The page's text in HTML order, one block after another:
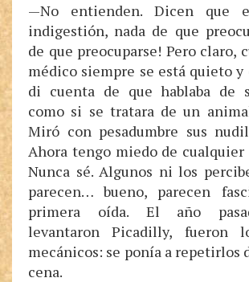
—No entienden. Dicen que
indigestión, nada de que
de que preocuparse! Pero claro,
médico siempre se está quieto
di cuenta de que hablaba de
como si se tratara de un
Miró con pesadumbre sus
Ahora tengo miedo de cualquier
Nunca sé. Algunos ni los
parecen… bueno, parecen
primera oída. El año
levantaron Picadilly, fueron
mecánicos: se ponía a repetirlos
cena.